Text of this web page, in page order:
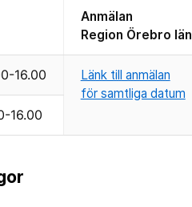
Anmälan
Region Örebro län
16.00
Länk till anmälan
för samtliga datum
16.00